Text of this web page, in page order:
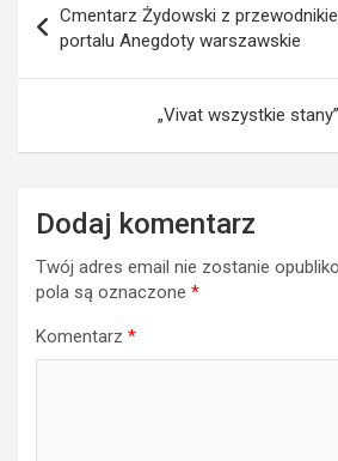
wpisu
Cmentarz Żydowski z
portalu Anegdoty warszawskie
„Vivat wszystkie
Dodaj komentarz
Twój adres email nie zostanie
pola są oznaczone *
Komentarz *